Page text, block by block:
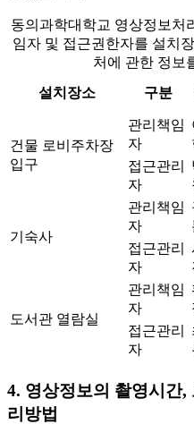
동의과학대학교 영상정보처
임자 및 접근권한자를 설치
처에 관한 정보
설치장소
구분
건물 로비주차장
입구
관리책임
자
접근관리
자
기숙사
관리책임
자
접근관리
자
도서관 열람실
관리책임
자
접근관리
자
4. 영상정보의 촬영시간,
리방법